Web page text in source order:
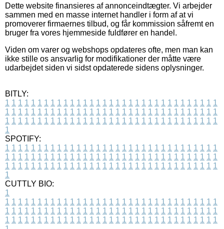
Dette website finansieres af annonceindtægter. Vi arbejder
sammen med en masse internet handler i form af at vi
promoverer firmaernes tilbud, og får kommission såfremt en
bruger fra vores hjemmeside fuldfører en handel.
Viden om varer og webshops opdateres ofte, men man kan
ikke stille os ansvarlig for modifikationer der måtte være
udarbejdet siden vi sidst opdaterede sidens oplysninger.
BITLY:
1 1 1 1 1 1 1 1 1 1 1 1 1 1 1 1 1 1 1 1 1 1 1 1 1 1 1 1 1 1 1 1 1
1 1 1 1 1 1 1 1 1 1 1 1 1 1 1 1 1 1 1 1 1 1 1 1 1 1 1 1 1 1 1 1 1
1 1 1 1 1 1 1 1 1 1 1 1 1 1 1 1 1 1 1 1 1 1 1 1 1 1 1 1 1 1 1 1 1
1
SPOTIFY:
1 1 1 1 1 1 1 1 1 1 1 1 1 1 1 1 1 1 1 1 1 1 1 1 1 1 1 1 1 1 1 1 1
1 1 1 1 1 1 1 1 1 1 1 1 1 1 1 1 1 1 1 1 1 1 1 1 1 1 1 1 1 1 1 1 1
1 1 1 1 1 1 1 1 1 1 1 1 1 1 1 1 1 1 1 1 1 1 1 1 1 1 1 1 1 1 1 1 1
1
CUTTLY BIO:
1
1 1 1 1 1 1 1 1 1 1 1 1 1 1 1 1 1 1 1 1 1 1 1 1 1 1 1 1 1 1 1 1 1
1 1 1 1 1 1 1 1 1 1 1 1 1 1 1 1 1 1 1 1 1 1 1 1 1 1 1 1 1 1 1 1 1
1 1 1 1 1 1 1 1 1 1 1 1 1 1 1 1 1 1 1 1 1 1 1 1 1 1 1 1 1 1 1 1 1